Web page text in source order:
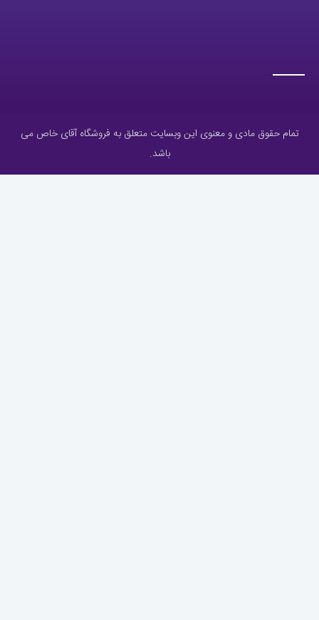
تمام حقوق مادی و معنوی این وبسایت متعلق به فروشگاه آقای خاص می
باشد.